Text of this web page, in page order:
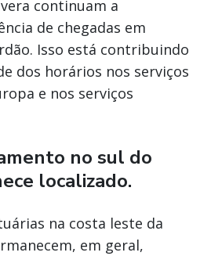
continuam a
de chegadas em
Isso está contribuindo
dos horários nos serviços
e nos serviços
no sul do
localizado.
na costa leste da
em geral,